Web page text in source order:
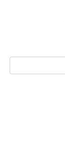
Пошук: